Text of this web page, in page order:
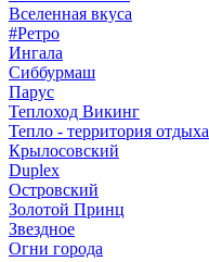
Вселенная вкуса
#Ретро
Ингала
Сиббурмаш
Парус
Теплоход Викинг
Тепло - территория отдыха
Крылосовский
Duplex
Островский
Золотой Принц
Звездное
Огни города